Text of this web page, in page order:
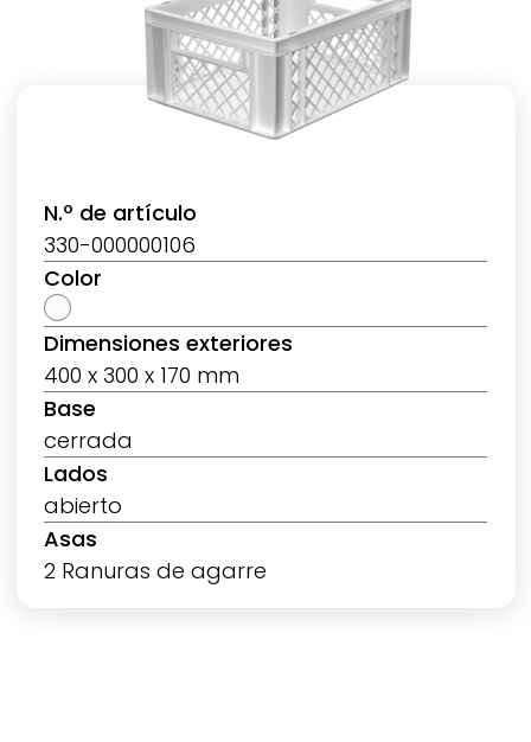
N.º de artículo
330-000000106
Color
Dimensiones exteriores
400 x 300 x 170 mm
Base
cerrada
Lados
abierto
Asas
2 Ranuras de agarre